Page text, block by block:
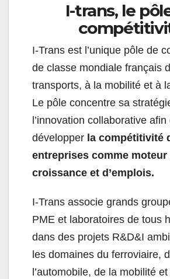
I-trans, le
I-Trans est l’unique pôle de
de classe mondiale français
transports, à la mobilité et à
Le pôle concentre sa
l’innovation collaborative afin
développer la compétitivité
entreprises comme moteur
croissance et d’emplois.
I-Trans associe grands
PME et laboratoires de tous
dans des projets R&D&I
les domaines du ferroviaire,
l’automobile, de la mobilité